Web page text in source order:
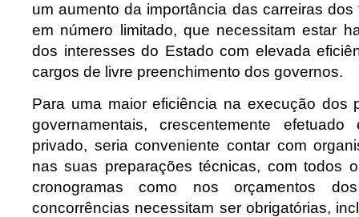
um aumento da importância das carreiras
em número limitado, que necessitam estar
dos interesses do Estado com elevada
cargos de livre preenchimento dos governos.
Para uma maior eficiência na execução dos
governamentais, crescentemente
privado, seria conveniente contar com
nas suas preparações técnicas, com todos
cronogramas como nos orçamentos
concorrências necessitam ser obrigatórias,